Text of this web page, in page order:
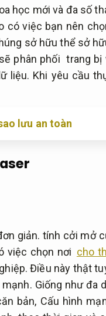
học mới và đa số
có việc bạn nên
sở hữu thể sở
phân phối trang
liệu. Khi yêu cầu
lưu an toàn
giản. tính cởi mở
việc chọn nơi cho
Điều này thật
mạnh. Giống như đa
bản, Cấu hình